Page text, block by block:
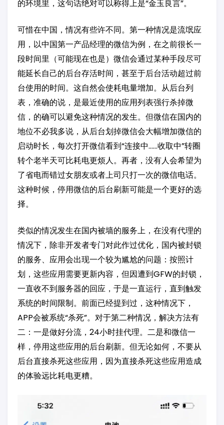
的环境里，这句话绝对可以称得上是“金玉良言”。
可惜在中国，情况有些许不同。第一种情况是流氓应
用，以中国第一产品经理的微信为例，在之前很长一
段时间里（可能现在也是）微信会通过某种手段尽可
能延长自己的后台存活时间，甚至于后台活动超过前
台使用的时间。这自然会使耗电量增加。从后台列
表，准确的说，是最近使用的应用列表强行杀掉微
信，的确可以避免这种情况的发生。但微信在国内的
地位不必我多说，从后台划掉微信会大幅增加微信的
启动时长，每次打开微信看到“连接中……收取中”转圈
转个老半天可比耗电更烦人。再者，没有人会希望为
了省电而错过女朋友或者上司只打一次的微信电话。
这种时候，停用微信的后台刷新可能是一个更好的选
择。
类似的情况发生在国内被墙的服务上，在没有代理的
情况下，除非开发者专门对此作过优化，国内被封锁
的服务、应用会出现一个较为尴尬的问题：按照计
划，这些应用需要更新内容，但因遭到GFW的封锁，
一直收不到服务器的回应，于是一直运行，直到触发
系统的时间限制。前面已经提到过，这种情况下，
APP会被系统“杀死”。对于第二种情况，解决方法有
二：一是做好分流，24小时挂代理。二是和微信一
样，停用这些应用的后台刷新。但无论如何，不要从
后台直接杀死这些应用，因为直接杀死这些应用造成
的体验远比耗电更糟。